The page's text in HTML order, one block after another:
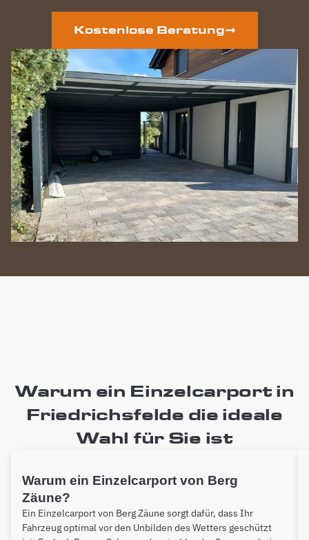
Kostenlose Beratung
Warum ein Einzelcarport in
Friedrichsfelde die ideale
Wahl für Sie ist
Warum ein Einzelcarport von Berg
Zäune?
Ein Einzelcarport von Berg Zäune sorgt dafür, dass Ihr
Fahrzeug optimal vor den Unbilden des Wetters geschützt